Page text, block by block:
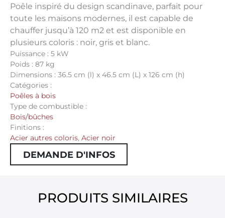
Poêle inspiré du design scandinave, parfait pour
toute les maisons modernes, il est capable de
chauffer jusqu’à 120 m2 et est disponible en
plusieurs coloris : noir, gris et blanc.
Puissance : 5 kW
Poids : 87 kg
Dimensions : 36.5 cm (l) x 46.5 cm (L) x 126 cm (h)
Catégories :
Poêles à bois
Type de combustible :
Bois/bûches
Finitions :
Acier autres coloris, Acier noir
DEMANDE D'INFOS
PRODUITS SIMILAIRES